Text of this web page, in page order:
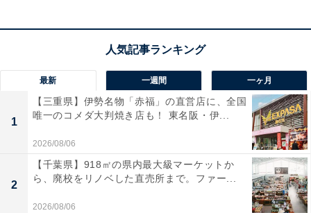
最新 一週間 一ヶ月
1
【三重県】伊勢名物「赤福」の直営店に、全国
唯一のコメダ大判焼き店も！ 東名阪・伊...
2026/08/06
2
【千葉県】918㎡の県内最大級マーケットか
ら、廃校をリノベした直売所まで。ファー...
2026/08/06